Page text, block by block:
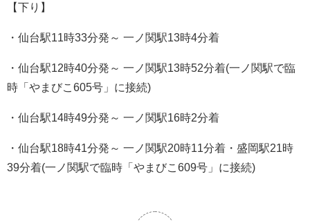
【下り】
・仙台駅11時33分発～ 一ノ関駅13時4分着
・仙台駅12時40分発～ 一ノ関駅13時52分着(一ノ関駅で臨
時「やまびこ605号」に接続)
・仙台駅14時49分発～ 一ノ関駅16時2分着
・仙台駅18時41分発～ 一ノ関駅20時11分着・盛岡駅21時
39分着(一ノ関駅で臨時「やまびこ609号」に接続)